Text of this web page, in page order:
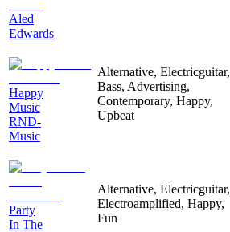
Aled
Edwards
Happy
Music
RND-
Music
Alternative, Electricguitar,
Bass, Advertising,
Contemporary, Happy,
Upbeat
Party
In The
Alternative, Electricguitar,
Electroamplified, Happy,
Fun